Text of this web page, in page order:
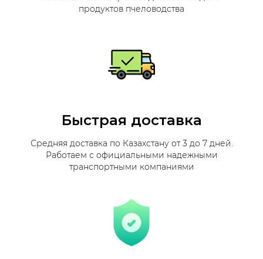
продуктов пчеловодства
Быстрая доставка
Средняя доставка по Казахстану от 3 до 7 дней.
Работаем с официальными надежными
транспортными компаниями